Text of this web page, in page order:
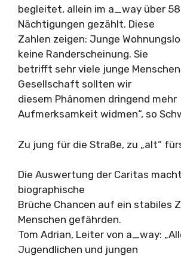
begleitet, allein im a_way über
Nächtigungen gezählt. Diese
Zahlen zeigen: Junge
keine Randerscheinung. Sie
betrifft sehr viele junge
Gesellschaft sollten wir
diesem Phänomen dringend mehr
Aufmerksamkeit widmen“, so
Zu jung für die Straße, zu „alt“
Die Auswertung der Caritas
biographische
Brüche Chancen auf ein stabiles
Menschen gefährden.
Tom Adrian, Leiter von a_way:
Jugendlichen und jungen